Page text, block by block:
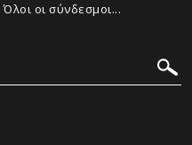
Όλοι οι σύνδεσμοι...